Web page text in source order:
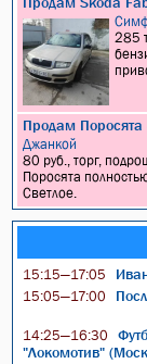
285
Продам
Джанкой
80 руб., торг,
Поросята
Светлое.
15:15—17:05
15:05—17:00
14:25—16:30
"Локомотив"